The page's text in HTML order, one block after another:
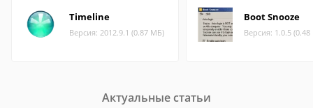
Timeline
Версия: 2012.9.1 (0.87 МБ)
Boot Snooze
Версия: 1.0.5
Актуальные статьи